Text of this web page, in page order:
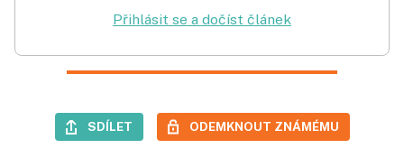
Přihlásit se a dočíst článek
SDÍLET ODEMKNOUT ZNÁMÉMU